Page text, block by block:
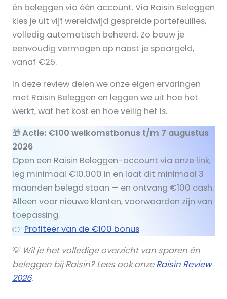
én beleggen via één account. Via Raisin Beleggen
kies je uit vijf wereldwijd gespreide portefeuilles,
volledig automatisch beheerd. Zo bouw je
eenvoudig vermogen op naast je spaargeld,
vanaf €25.
In deze review delen we onze eigen ervaringen
met Raisin Beleggen en leggen we uit hoe het
werkt, wat het kost en hoe veilig het is.
🎁Actie: €100 welkomstbonus t/m 7 augustus
2026
Open een Raisin Beleggen-account via onze link,
leg minimaal €10.000 in en laat dit minimaal 3
maanden belegd staan — en ontvang €100 cash.
Alleen voor nieuwe klanten, voorwaarden zijn van
toepassing.
👉 Profiteer van de €100 bonus
💡 Wil je het volledige overzicht van sparen én
beleggen bij Raisin? Lees ook onzeRaisin Review
2026.